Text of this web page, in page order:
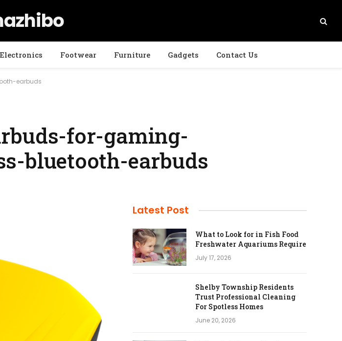
Electronics Footwear Furniture Gadgets Contact Us
earbuds
for-gaming-
bluetooth-earbuds
Latest Post
What to Look for in Fish Food
Freshwater Aquariums Require
July 17, 2026
Shelby Township Residents
Trust Professional Cleaning
For Spotless Homes
June 20, 2026